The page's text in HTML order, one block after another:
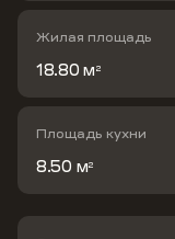
Жилая площадь
18.80 м 2
Площадь кухни
8.50 м2